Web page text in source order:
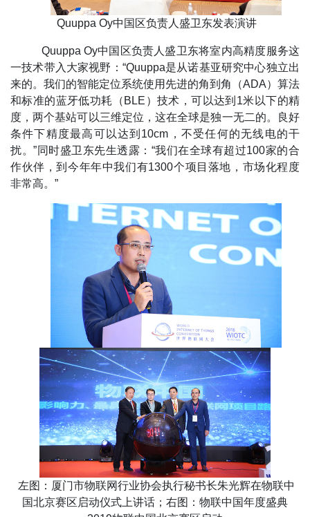
Quuppa Oy中国区负责人盛卫东发表演讲
Quuppa Oy中国区负责人盛卫东将室内高精度服务这
一技术带入大家视野：“Quuppa是从诺基亚研究中心独立出
来的。我们的智能定位系统使用先进的角到角（ADA）算法
和标准的蓝牙低功耗（BLE）技术，可以达到1米以下的精
度，两个基站可以三维定位，这在全球是独一无二的。良好
条件下精度最高可以达到10cm，不受任何的无线电的干
扰。”同时盛卫东先生透露：“我们在全球有超过100家的合
作伙伴，到今年年中我们有1300个项目落地，市场化程度
非常高。”
左图：厦门市物联网行业协会执行秘书长朱光辉在物联中
国北京赛区启动仪式上讲话；右图：物联中国年度盛典